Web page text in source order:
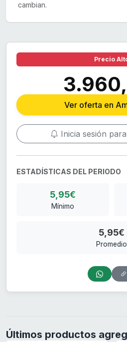
cambian.
Precio
Ver oferta en
Inicia sesión
ESTADÍSTICAS DEL PERIODO
5,95€
Mínimo
5,95€
Promedio
Últimos productos